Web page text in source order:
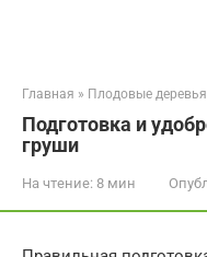
Главная » Плодовые деревья
Подготовка и
груши
На чтение: 8 мин